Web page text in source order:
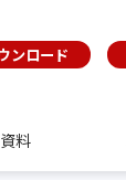
ンロード
料